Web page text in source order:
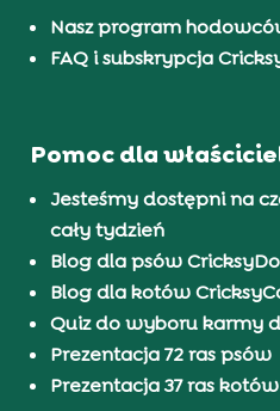
Nasz program
FAQ i subskrypcja
Pomoc dla
Jesteśmy dostępni na
cały tydzień
Blog dla psów
Blog dla kotów
Quiz do wyboru karmy
Prezentacja 72 ras psów
Prezentacja 37 ras kotów